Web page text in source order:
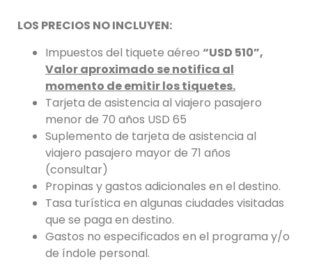
LOS PRECIOS NO INCLUYEN:
Impuestos del tiquete aéreo “USD 510”,
Valor aproximado se notifica al
momento de emitir los tiquetes.
Tarjeta de asistencia al viajero pasajero
menor de 70 años USD 65
Suplemento de tarjeta de asistencia al
viajero pasajero mayor de 71 años
(consultar)
Propinas y gastos adicionales en el destino.
Tasa turística en algunas ciudades visitadas
que se paga en destino.
Gastos no especificados en el programa y/o
de índole personal.